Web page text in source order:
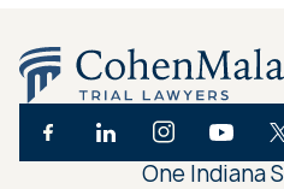
One Indiana